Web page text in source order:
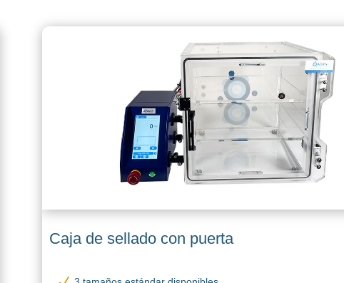
Caja de sellado con puerta